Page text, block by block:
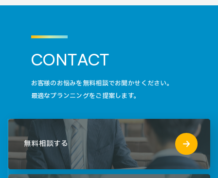
CONTACT
お客様のお悩みを無料相談でお聞かせください。
最適なプランニングをご提案します。
無料相談する